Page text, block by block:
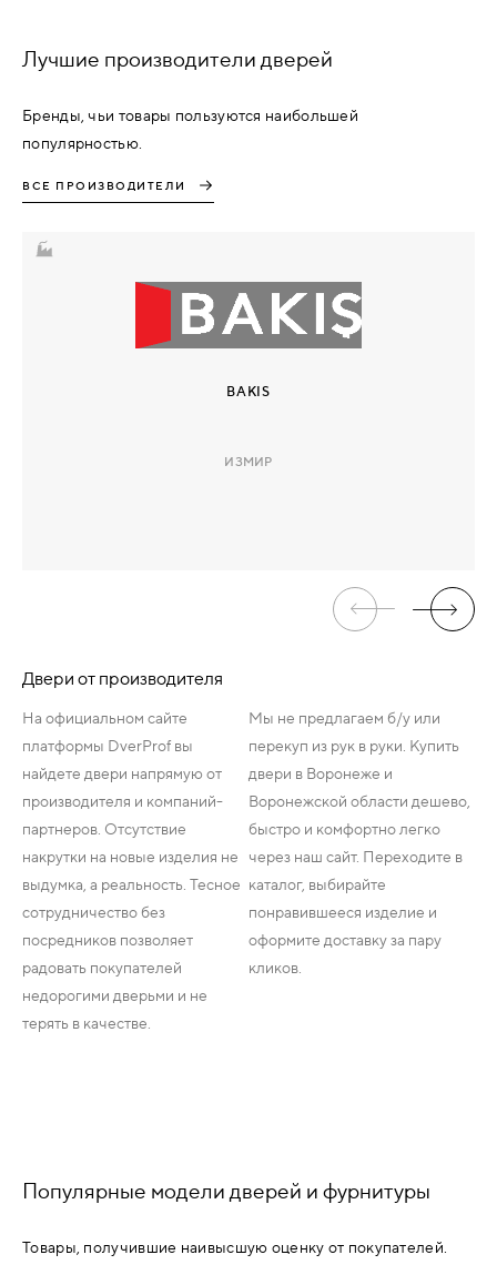
Лучшие производители дверей
Бренды, чьи товары пользуются наибольшей
популярностью.
ВСЕ ПРОИЗВОДИТЕЛИ
BAKIS
ИЗМИР
Двери от производителя
На официальном сайте
платформы DverProf вы
найдете двери напрямую от
производителя и компаний-
партнеров. Отсутствие
накрутки на новые изделия не
выдумка, а реальность. Тесное
сотрудничество без
посредников позволяет
радовать покупателей
недорогими дверьми и не
терять в качестве.
Мы не предлагаем б/у или
перекуп из рук в руки. Купить
двери в Воронеже и
Воронежской области дешево,
быстро и комфортно легко
через наш сайт. Переходите в
каталог, выбирайте
понравившееся изделие и
оформите доставку за пару
кликов.
Популярные модели дверей и фурнитуры
Товары, получившие наивысшую оценку от покупателей.